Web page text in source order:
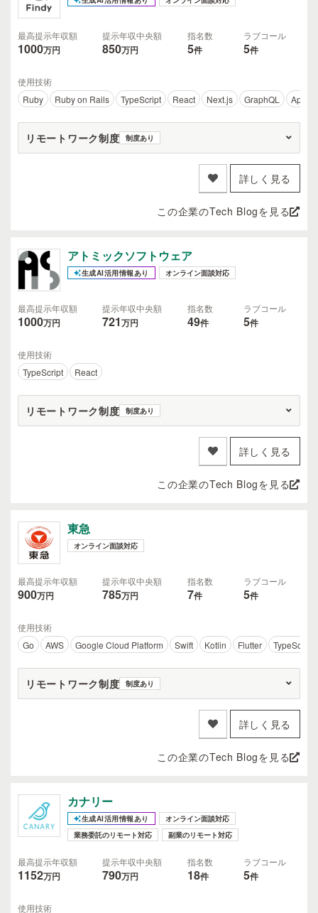
最高提示年収額
1000万円
提示年収中央額
850万円
指名数
5件
ラブコール
5件
使用技術
Ruby
Ruby on Rails TypeScript React Next.js GraphQL Apollo
リモートワーク制度 制度あり
詳しく見る
この企業のTech Blogを見る
アトミックソフトウェア
生成AI活用情報あり オンライン面談対応
最高提示年収額
1000万円
提示年収中央額
721万円
指名数
49件
ラブコール
5件
使用技術
TypeScript
React
リモートワーク制度 制度あり
詳しく見る
この企業のTech Blogを見る
東急
オンライン面談対応
最高提示年収額
900万円
提示年収中央額
785万円
指名数
7件
ラブコール
5件
使用技術
Go
AWS Google Cloud Platform Swift Kotlin Flutter TypeScript
リモートワーク制度 制度あり
詳しく見る
この企業のTech Blogを見る
カナリー
生成AI活用情報あり
オンライン面談対応
業務委託のリモート対応
副業のリモート対応
最高提示年収額
1152万円
提示年収中央額
790万円
指名数
18件
ラブコール
5件
使用技術